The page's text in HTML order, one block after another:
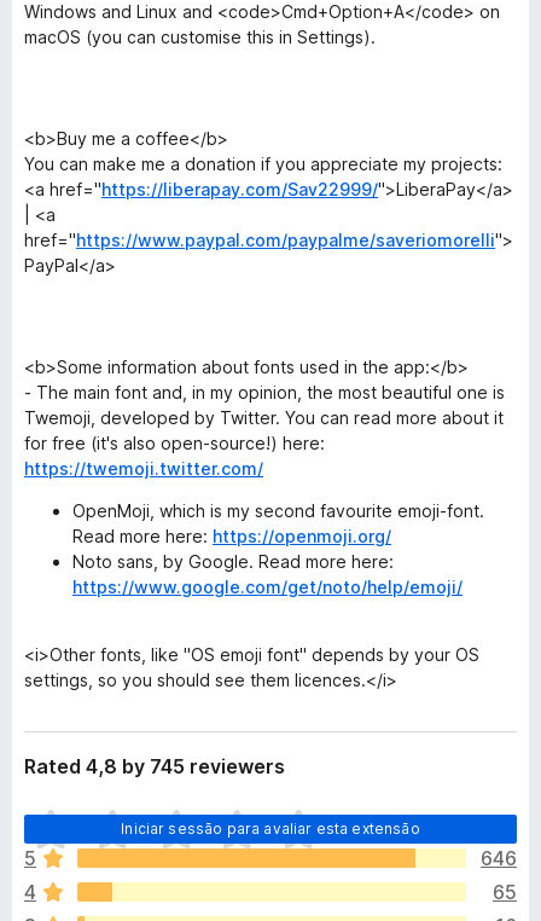
Windows and Linux and <code>Cmd+Option+A</code> on
macOS (you can customise this in Settings).
<b>Buy me a coffee</b>
You can make me a donation if you appreciate my projects:
<a href="https://liberapay.com/Sav22999/">LiberaPay</a>
| <a
href="https://www.paypal.com/paypalme/saveriomorelli">
PayPal</a>
<b>Some information about fonts used in the app:</b>
- The main font and, in my opinion, the most beautiful one is
Twemoji, developed by Twitter. You can read more about it
for free (it's also open-source!) here:
https://twemoji.twitter.com/
OpenMoji, which is my second favourite emoji-font.
Read more here: https://openmoji.org/
Noto sans, by Google. Read more here:
https://www.google.com/get/noto/help/emoji/
<i>Other fonts, like "OS emoji font" depends by your OS
settings, so you should see them licences.</i>
Rated 4,8 by 745 reviewers
Iniciar sessão para avaliar esta extensão
N
ã
o
e
5
646
4
65